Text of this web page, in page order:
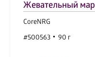
Жевательный
CoreNRG
#500563
90 г